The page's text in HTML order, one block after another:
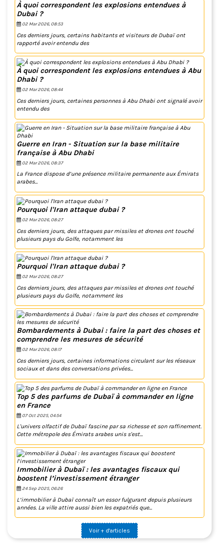
À quoi correspondent les explosions entendues à
Dubai ?
02 Mar 2026, 08:53
Ces derniers jours, certains habitants et visiteurs de Dubaï ont
rapporté avoir entendu des
À quoi correspondent les explosions entendues à Abu
Dhabi ?
02 Mar 2026, 08:44
Ces derniers jours, certaines personnes à Abu Dhabi ont signalé avoir
entendu des
Guerre en Iran - Situation sur la base militaire
française à Abu Dhabi
02 Mar 2026, 08:37
La France dispose d’une présence militaire permanente aux Émirats
arabes...
Pourquoi l'Iran attaque dubai ?
02 Mar 2026, 08:27
Ces derniers jours, des attaques par missiles et drones ont touché
plusieurs pays du Golfe, notamment les
Pourquoi l'Iran attaque dubai ?
02 Mar 2026, 08:27
Ces derniers jours, des attaques par missiles et drones ont touché
plusieurs pays du Golfe, notamment les
Bombardements à Dubai : faire la part des choses et
comprendre les mesures de sécurité
02 Mar 2026, 08:17
Ces derniers jours, certaines informations circulant sur les réseaux
sociaux et dans des conversations privées...
Top 5 des parfums de Dubaï à commander en ligne
en France
07 Oct 2025, 04:54
L'univers olfactif de Dubaï fascine par sa richesse et son raffinement.
Cette métropole des Émirats arabes unis s'est...
Immobilier à Dubaï : les avantages fiscaux qui
boostent l’investissement étranger
24 Sep 2025, 06:26
L’immobilier à Dubaï connaît un essor fulgurant depuis plusieurs
années. La ville attire aussi bien les expatriés que...
Voir + d'articles